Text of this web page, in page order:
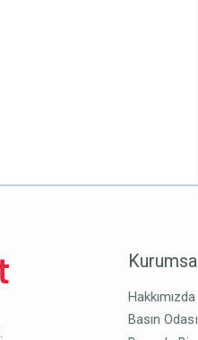
Kurumsal
Hakkımızda
Basın Odası